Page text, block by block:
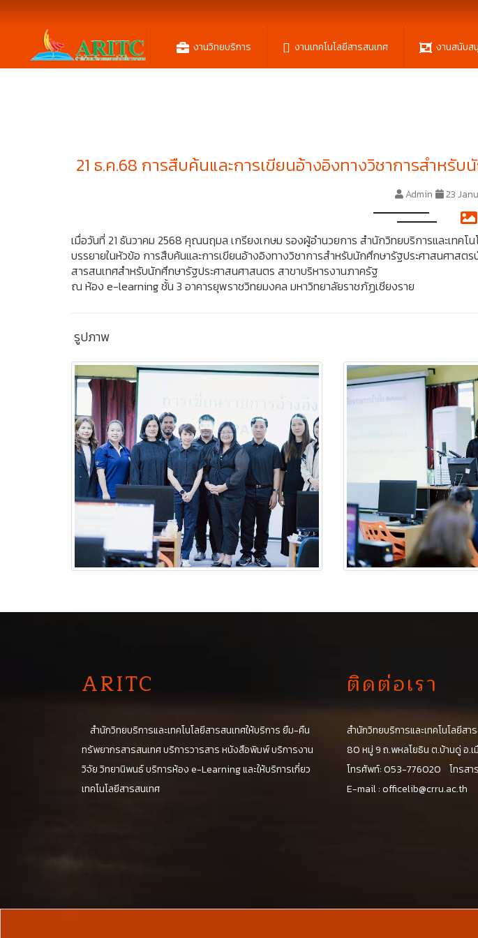
งานวิทยบริการ งานเทคโนโลยีสารสนเทศ งานสนับส
21 ธ.ค.68 การสืบค้นและการเขียนอ้างอิงทางวิชาการสำห
Admin 23
เมื่อวันที่ 21 ธันวาคม 2568 คุณนฤมล เกรียงเกษม รองผู้อำนวยการ สำนักวิทยบริการและเทคโ
บรรยายในหัวข้อ การสืบค้นและการเขียนอ้างอิงทางวิชาการสำหรับนักศึกษารัฐประศาสนศาส
สารสนเทศสำหรับนักศึกษารัฐประศาสนศาสนตร สาขาบริหารงานภาครัฐ
ณ ห้อง e-learning ชั้น 3 อาคารยุพราชวิทยมงคล มหาวิทยาลัยราชภัฏเชียงราย
รูปภาพ
ARITC
สำนักวิทยบริการและเทคโนโลยีสารสนเทศให้บริการ ยืม-คืน
ทรัพยากรสารสนเทศ บริการวารสาร หนังสือพิมพ์ บริการงาน
วิจัย วิทยานิพนธ์ บริการห้อง e-Learning และให้บริการเกี่ยว
เทคโนโลยีสารสนเทศ
ติดต่อเรา
สำนักวิทยบริการและเทคโนโลยีส
80 หมู่ 9 ถ.พหลโยธิน ต.บ้านดู่ อ.เ
โทรศัพท์: 053-776020 โทรสา
E-mail :officelib@crru.ac.th